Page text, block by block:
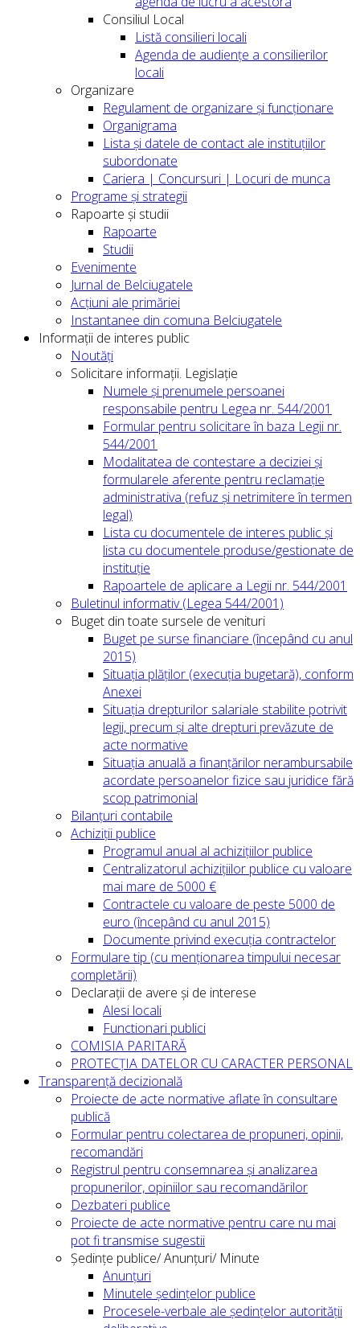
Consiliul Local
Listă consilieri locali
Agenda de audiențe a consilierilor
locali
Organizare
Regulament de organizare și funcționare
Organigrama
Lista și datele de contact ale instituțiilor
subordonate
Cariera | Concursuri | Locuri de munca
Programe și strategii
Rapoarte și studii
Rapoarte
Studii
Evenimente
Jurnal de Belciugatele
Acțiuni ale primăriei
Instantanee din comuna Belciugatele
Informații de interes public
Noutăți
Solicitare informații. Legislație
Numele și prenumele persoanei
responsabile pentru Legea nr. 544/2001
Formular pentru solicitare în baza Legii nr.
544/2001
Modalitatea de contestare a deciziei și
formularele aferente pentru reclamație
administrativa (refuz și netrimitere în termen
legal)
Lista cu documentele de interes public și
lista cu documentele produse/gestionate de
instituție
Rapoartele de aplicare a Legii nr. 544/2001
Buletinul informativ (Legea 544/2001)
Buget din toate sursele de venituri
Buget pe surse financiare (începând cu anul
2015)
Situația plăților (execuția bugetară), conform
Anexei
Situația drepturilor salariale stabilite potrivit
legii, precum și alte drepturi prevăzute de
acte normative
Situația anuală a finanțărilor nerambursabile
acordate persoanelor fizice sau juridice fără
scop patrimonial
Bilanțuri contabile
Achiziții publice
Programul anual al achizițiilor publice
Centralizatorul achizițiilor publice cu valoare
mai mare de 5000 €
Contractele cu valoare de peste 5000 de
euro (începând cu anul 2015)
Documente privind execuția contractelor
Formulare tip (cu menționarea timpului necesar
completării)
Declarații de avere și de interese
Alesi locali
Functionari publici
COMISIA PARITARĂ
PROTECȚIA DATELOR CU CARACTER PERSONAL
Transparență decizională
Proiecte de acte normative aflate în consultare
publică
Formular pentru colectarea de propuneri, opinii,
recomandări
Registrul pentru consemnarea și analizarea
propunerilor, opiniilor sau recomandărilor
Dezbateri publice
Proiecte de acte normative pentru care nu mai
pot fi transmise sugestii
Ședințe publice/ Anunțuri/ Minute
Anunțuri
Minutele ședințelor publice
Procesele-verbale ale ședințelor autorității